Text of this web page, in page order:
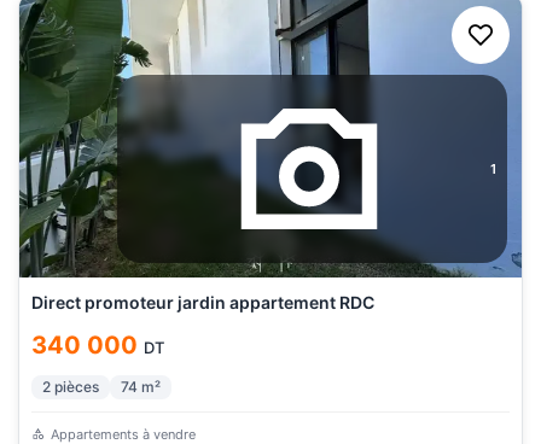
1
Direct promoteur jardin appartement RDC
340 000 DT
2 pièces 74 m²
Appartements à vendre